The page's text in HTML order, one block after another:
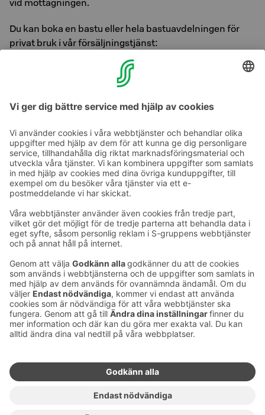
vid mottagningen.
Du kan boka en bastu eller hela bastuavdelningen för
privat bruk i vår försäljningstjänst:
Tfn: +358 10 764 2000 lna / msa
Ta kontakt
Kontaktuppgifter till hotellen
Feedback
Ge feedback
Sokos Hotels nyhetsbrev
nyhetsbrev
Du får Sokos Hotellens senaste
förmåner och nyheter till din e-
post varje månad.
Utmärkelser och certifikat
Sokos Hotels i sociala medier
Sokos
Hotels på
Sokos
Hotels på
Sokos
Hotels
på
Sokos
Hotels i
Linkedin